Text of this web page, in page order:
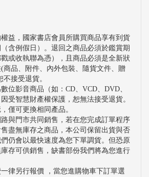
益，國家書店會員所購買商品享有到貨
含例假日）。退回之商品必須於鑑賞期
或收執聯為憑），且商品必須是全新狀
商品、附件、內外包裝、隨貨文件、贈
接受退貨。
位影音商品（如：CD、VCD、DVD、
受智慧財產權保護，恕無法接受退貨。
僅可更換相同產品。
與門市共同銷售，若在您完成訂單程序
盡無庫存之商品，本公司保留出貨與否
仍會以最快速度為您下單調貨。但恐原
存可供銷售，缺書部份我們將為您進行
律另行報價 ，當您進購物車下訂單選